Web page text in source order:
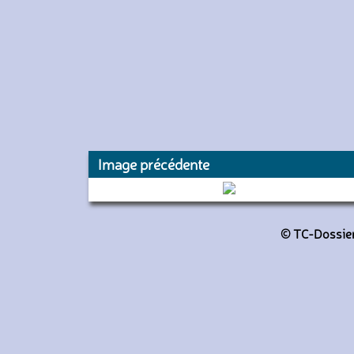
Image précédente
8801 (RATP)
© TC-